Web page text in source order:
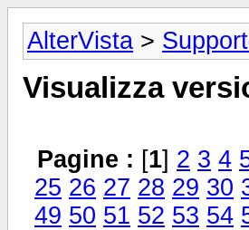
AlterVista >
Visualizza
Pagine : [1] 2 3 4
25 26 27 28 29 30
49 50 51 52 53 54